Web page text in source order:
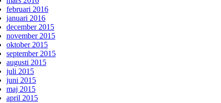
februari 2016
januari 2016
december 2015
november 2015
oktober 2015
september 2015
augusti 2015
juli 2015
juni 2015
maj 2015
april 2015